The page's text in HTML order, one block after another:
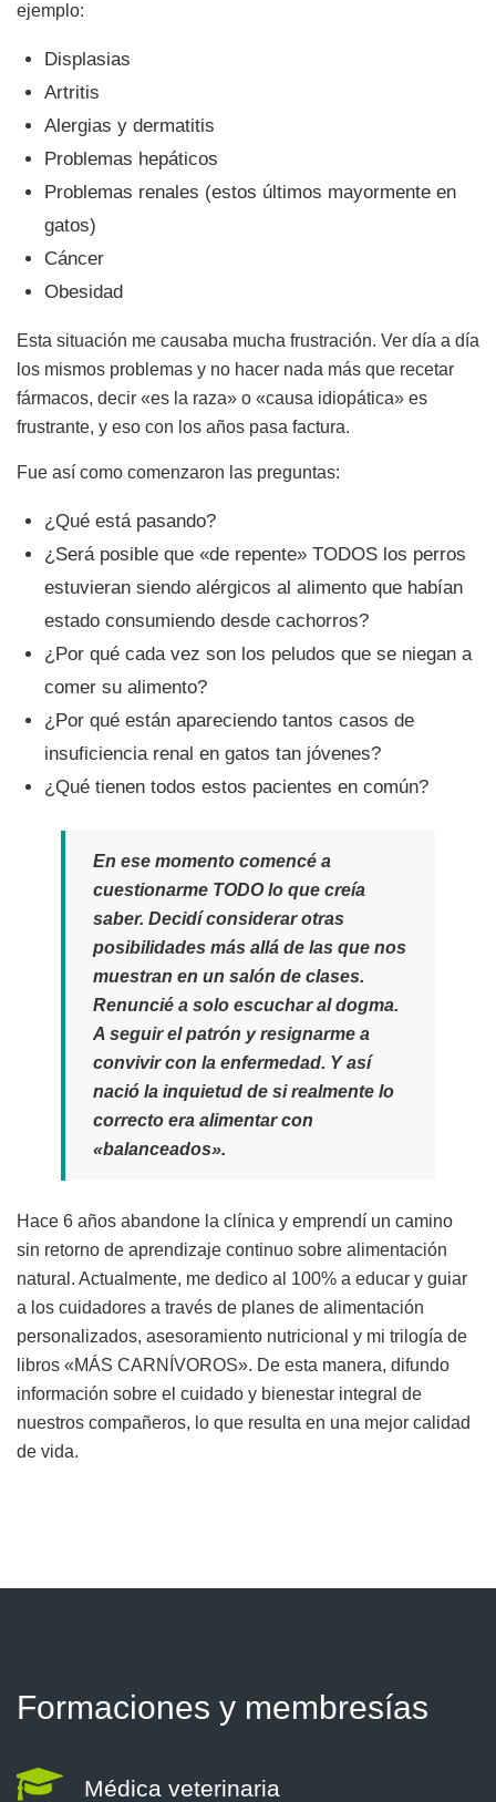
ejemplo:
Displasias
Artritis
Alergias y dermatitis
Problemas hepáticos
Problemas renales (estos últimos mayormente en
gatos)
Cáncer
Obesidad
Esta situación me causaba mucha frustración. Ver día a día
los mismos problemas y no hacer nada más que recetar
fármacos, decir «es la raza» o «causa idiopática» es
frustrante, y eso con los años pasa factura.
Fue así como comenzaron las preguntas:
¿Qué está pasando?
¿Será posible que «de repente» TODOS los perros
estuvieran siendo alérgicos al alimento que habían
estado consumiendo desde cachorros?
¿Por qué cada vez son los peludos que se niegan a
comer su alimento?
¿Por qué están apareciendo tantos casos de
insuficiencia renal en gatos tan jóvenes?
¿Qué tienen todos estos pacientes en común?
En ese momento comencé a
cuestionarme TODO lo que creía
saber. Decidí considerar otras
posibilidades más allá de las que nos
muestran en un salón de clases.
Renuncié a solo escuchar al dogma.
A seguir el patrón y resignarme a
convivir con la enfermedad. Y así
nació la inquietud de si realmente lo
correcto era alimentar con
«balanceados».
Hace 6 años abandone la clínica y emprendí un camino
sin retorno de aprendizaje continuo sobre alimentación
natural. Actualmente, me dedico al 100% a educar y guiar
a los cuidadores a través de planes de alimentación
personalizados, asesoramiento nutricional y mi trilogía de
libros «MÁS CARNÍVOROS». De esta manera, difundo
información sobre el cuidado y bienestar integral de
nuestros compañeros, lo que resulta en una mejor calidad
de vida.
Formaciones y membresías
Médica veterinaria